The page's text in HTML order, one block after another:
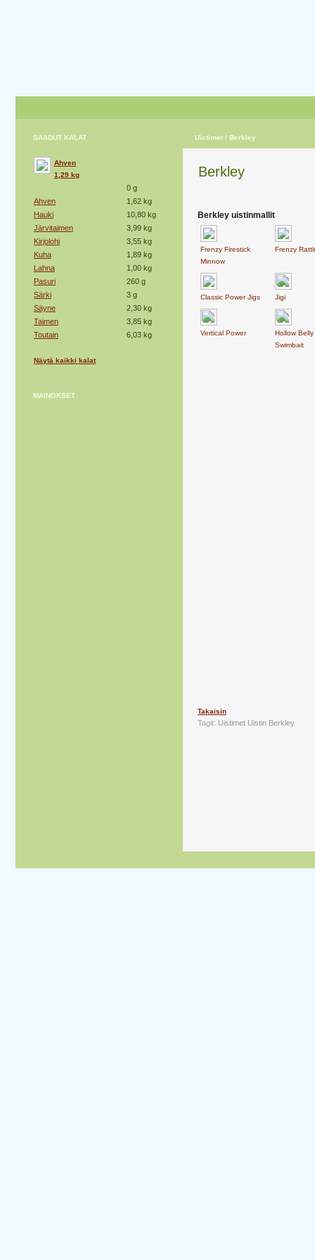
SAADUT KALAT
Ahven
1,29 kg
0 g
Ahven
1,62 kg
Hauki
10,80 kg
Järvitaimen
3,99 kg
Kirjolohi
3,55 kg
Kuha
1,89 kg
Lahna
1,00 kg
Pasuri
260 g
Särki
3 g
Säyne
2,30 kg
Taimen
3,85 kg
Toutain
6,03 kg
Näytä kaikki kalat
MAINOKSET
Uistimet / Berkley
Berkley
Berkley uistinmallit
Frenzy Firestick
Minnow
Frenzy Rattlr
Classic Power Jigs Jigi
Vertical Power
Hollow Belly
Swimbait
Takaisin
Tagit: Uistimet Uistin Berkley